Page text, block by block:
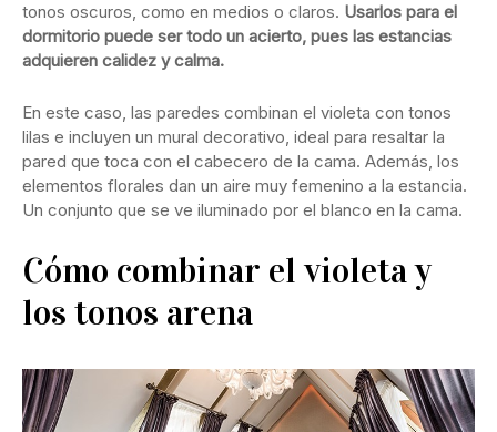
tonos oscuros, como en medios o claros. Usarlos para el
dormitorio puede ser todo un acierto, pues las estancias
adquieren calidez y calma.
En este caso, las paredes combinan el violeta con tonos
lilas e incluyen un mural decorativo, ideal para resaltar la
pared que toca con el cabecero de la cama. Además, los
elementos florales dan un aire muy femenino a la estancia.
Un conjunto que se ve iluminado por el blanco en la cama.
Cómo combinar el violeta y
los tonos arena